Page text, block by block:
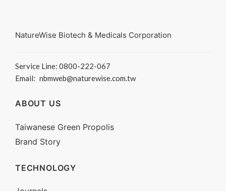
NatureWise Biotech & Medicals Corporation
Service Line: 0800-222-067
Email: nbmweb@naturewise.com.tw
ABOUT US
Taiwanese Green Propolis
Brand Story
TECHNOLOGY